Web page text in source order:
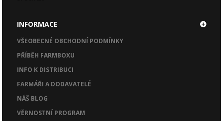
INFORMACE
VŠEOBECNÉ OBCHODNÍ PODMÍNKY
PŘÍBĚH FARMBOXU
INFO K DISTRIBUCI
FARMÁŘI A DODAVATELÉ
NÁŠ BLOG
VĚRNOSTNÍ PROGRAM